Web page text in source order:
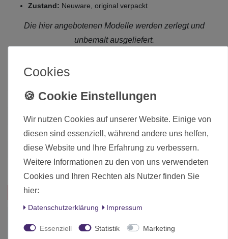
Zustand: Neuware, original verpackt
Die hier angebotenen Modelle werden zerlegt und
unbemalt ausgeliefert.
Art.-ID 26430
Altersfreigabe Ab 12 freigegeben
Hersteller Games Workshop
Herstellungsland United Kingdom
Inhalt 1 Stück
Das passt zu diesem Produkt:
Cookies
Wir nutzen Cookies auf unserer Website. Einige von
diesen sind essenziell, während andere uns helfen,
diese Website und Ihre Erfahrung zu verbessern.
Weitere Informationen zu den von uns verwendeten
Cookies und Ihren Rechten als Nutzer finden Sie
hier:
Daten­schutz­erklärung Impressum
Essenziell Statistik Marketing